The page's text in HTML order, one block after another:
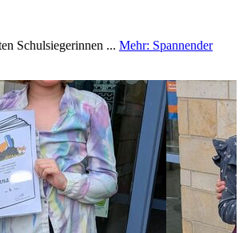
Schulsiegerinnen ... Mehr: Spannender